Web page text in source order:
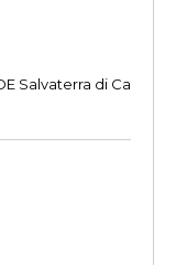
Salvaterra di Ca